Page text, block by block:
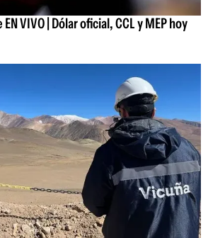
VIVO | Dólar oficial, CCL y MEP hoy